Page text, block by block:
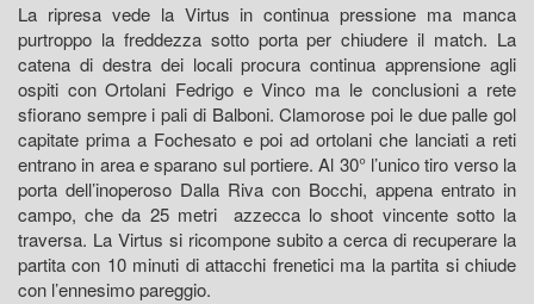
La ripresa vede la Virtus in continua pressione ma manca
purtroppo la freddezza sotto porta per chiudere il match. La
catena di destra dei locali procura continua apprensione agli
ospiti con Ortolani Fedrigo e Vinco ma le conclusioni a rete
sfiorano sempre i pali di Balboni. Clamorose poi le due palle gol
capitate prima a Fochesato e poi ad ortolani che lanciati a reti
entrano in area e sparano sul portiere. Al 30° l’unico tiro verso la
porta dell’inoperoso Dalla Riva con Bocchi, appena entrato in
campo, che da 25 metri azzecca lo shoot vincente sotto la
traversa. La Virtus si ricompone subito a cerca di recuperare la
partita con 10 minuti di attacchi frenetici ma la partita si chiude
con l’ennesimo pareggio.